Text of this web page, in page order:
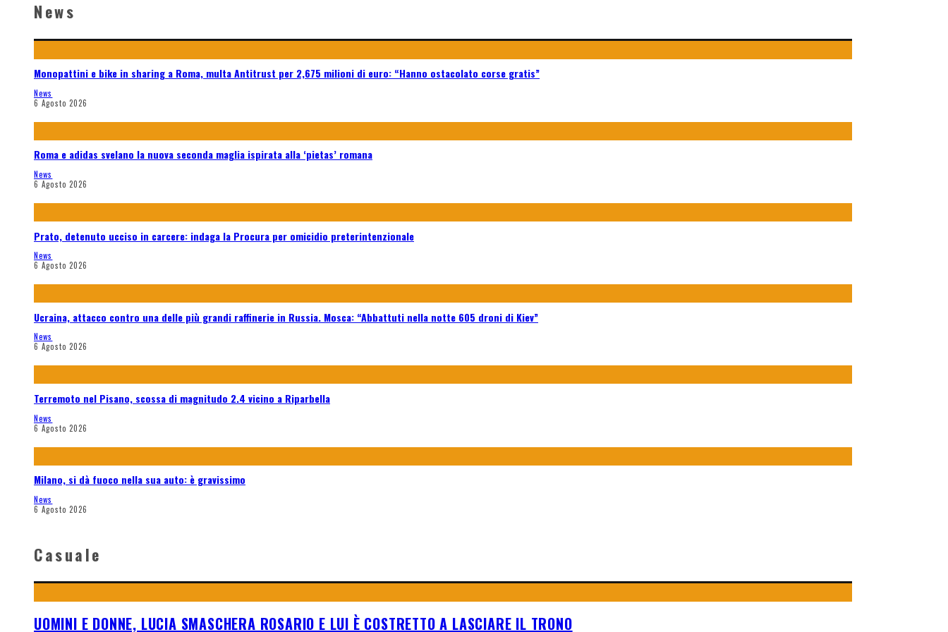
News
Monopattini e bike in sharing a Roma, multa Antitrust per 2,675 milioni di euro: “Hanno ostacolato corse gratis”
News
6 Agosto 2026
Roma e adidas svelano la nuova seconda maglia ispirata alla ‘pietas’ romana
News
6 Agosto 2026
Prato, detenuto ucciso in carcere: indaga la Procura per omicidio preterintenzionale
News
6 Agosto 2026
Ucraina, attacco contro una delle più grandi raffinerie in Russia. Mosca: “Abbattuti nella notte 605 droni di Kiev”
News
6 Agosto 2026
Terremoto nel Pisano, scossa di magnitudo 2.4 vicino a Riparbella
News
6 Agosto 2026
Milano, si dà fuoco nella sua auto: è gravissimo
News
6 Agosto 2026
Casuale
UOMINI E DONNE, LUCIA SMASCHERA ROSARIO E LUI È COSTRETTO A LASCIARE IL TRONO